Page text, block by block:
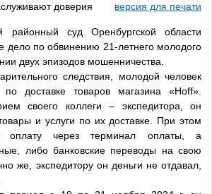
доверия
версия для печати
суд Оренбургской области
дело по обвинению 21-летнего молодого
двух эпизодов мошенничества.
следствия, молодой человек
по доставке товаров магазина «Hoff».
своего коллеги – экспедитора, он
и услуги по их доставке. При этом
через терминал оплаты, а
либо банковские переводы на свою
же, экспедитору он деньги не отдавал,